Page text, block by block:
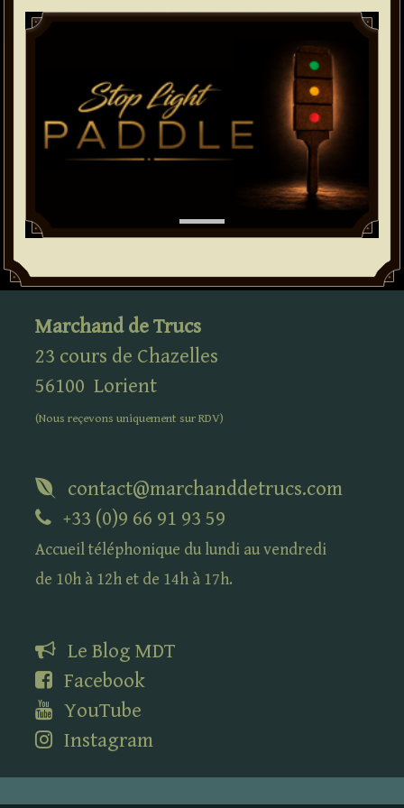
Paddle
Marchand de Trucs
23 cours de Chazelles
56100 Lorient
(Nous reçevons uniquement surRDV)
contact@marchanddetrucs.com
+33 (0)9 66 91 93 59
Accueil téléphonique du lundi au vendredi
de 10h à 12h et de 14h à 17h.
Le Blog MDT
Facebook
YouTube
Instagram